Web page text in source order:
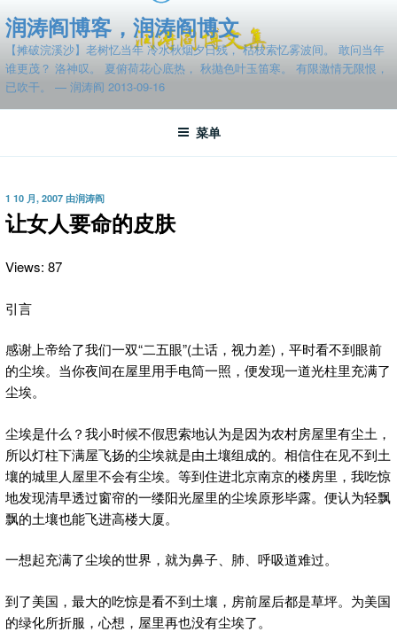
至
容
润涛阎博客，润涛阎博文
【摊破浣溪沙】老树忆当年 冷水秋烟夕日残， 枯枝索忆雾波间。 敢问当年
谁更茂？ 洛神叹。 夏俯荷花心底热， 秋抛色叶玉笛寒。 有限激情无限恨，
已吹干。 — 润涛阎 2013-09-16
菜单
发
布
于
1 10 月, 2007 由润涛阎
让女人要命的皮肤
Views: 87
引言
感谢上帝给了我们一双“二五眼”(土话，视力差)，平时看不到眼前
的尘埃。当你夜间在屋里用手电筒一照，便发现一道光柱里充满了
尘埃。
尘埃是什么？我小时候不假思索地认为是因为农村房屋里有尘土，
所以灯柱下满屋飞扬的尘埃就是由土壤组成的。相信住在见不到土
壤的城里人屋里不会有尘埃。等到住进北京南京的楼房里，我吃惊
地发现清早透过窗帘的一缕阳光屋里的尘埃原形毕露。便认为轻飘
飘的土壤也能飞进高楼大厦。
一想起充满了尘埃的世界，就为鼻子、肺、呼吸道难过。
到了美国，最大的吃惊是看不到土壤，房前屋后都是草坪。为美国
的绿化所折服，心想，屋里再也没有尘埃了。